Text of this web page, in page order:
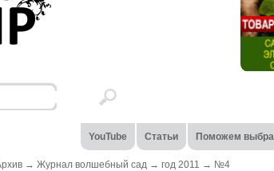
YouTube Статьи Поможем
→ Журнал волшебный сад → год 2011 → №4